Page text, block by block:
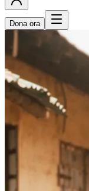
Dona ora